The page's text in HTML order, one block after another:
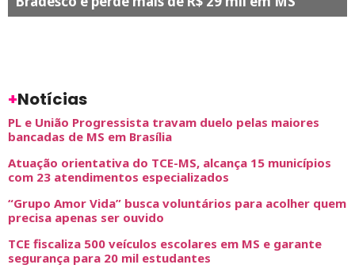
+Notícias
PL e União Progressista travam duelo pelas maiores
bancadas de MS em Brasília
Atuação orientativa do TCE-MS, alcança 15 municípios
com 23 atendimentos especializados
“Grupo Amor Vida” busca voluntários para acolher quem
precisa apenas ser ouvido
TCE fiscaliza 500 veículos escolares em MS e garante
segurança para 20 mil estudantes